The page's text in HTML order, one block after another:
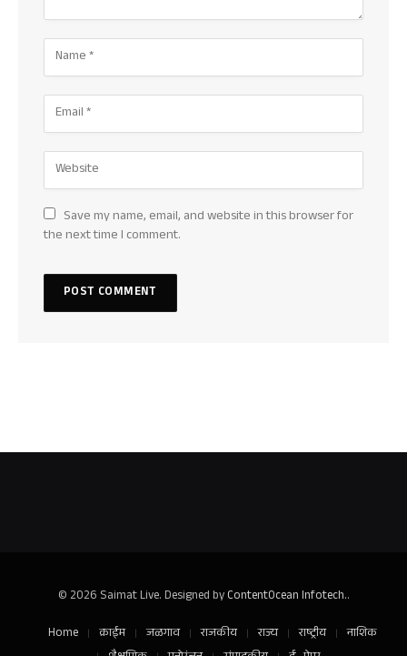
Save my name, email, and website in this browser for
the next time I comment.
© 2026 Saimat Live. Designed byContentOcean Infotech..
Home
क्राईम जळगाव राजकीय राज्य राष्ट्रीय
नाशिक